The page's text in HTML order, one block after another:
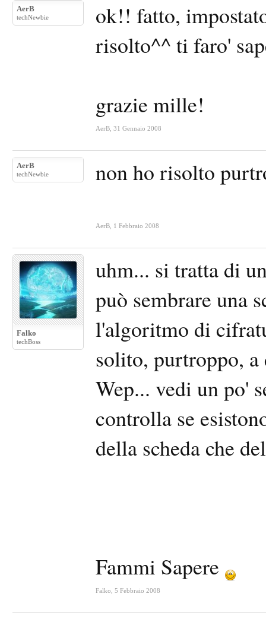
AerB
techNewbie
ok!! fatto,
risolto^^ ti faro'
grazie mille!
AerB 31 Gennaio 2008
AerB
techNewbie non ho risolto
AerB 1 Febbraio 2008
Falko
techBoss
uhm... si tratta di
può sembrare una
l'algoritmo di
solito, purtroppo, a
Wep... vedi un po'
controlla se
della scheda che
Fammi Sapere
Falko 5 Febbraio 2008